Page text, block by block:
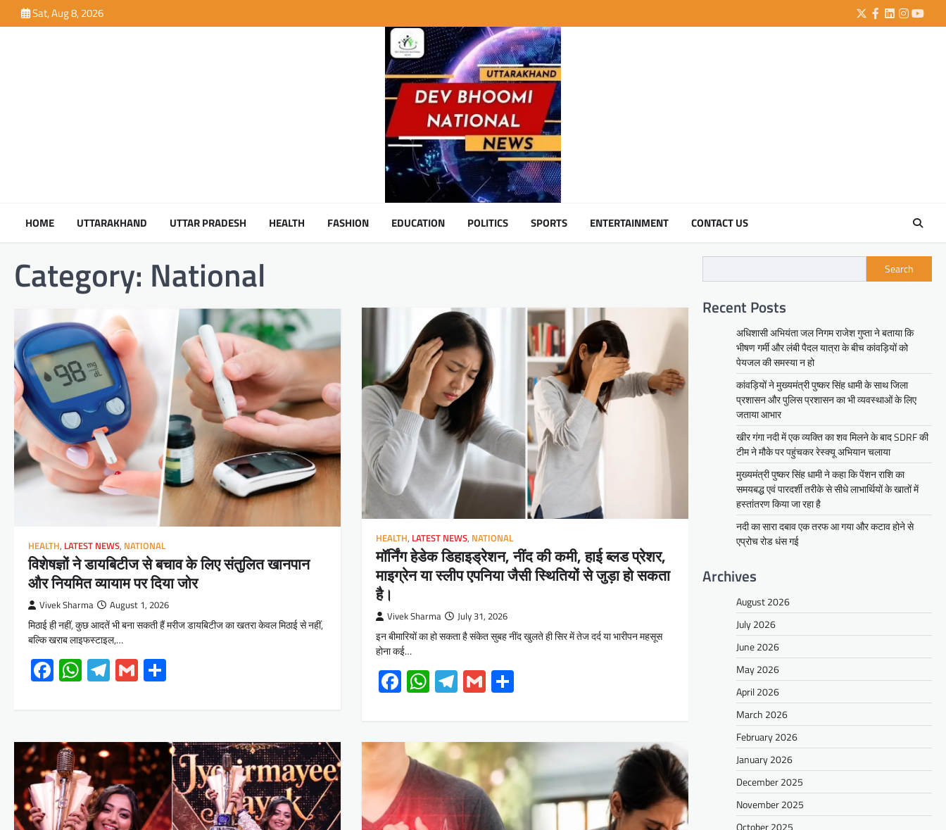
to
Sat, Aug 8, 2026 Twitter
Facebook
LinkedIn
HOME UTTARAKHAND UTTAR PRADESH HEALTH FASHION EDUCATION POLITICS SPORTS ENTERTAINMENT CONTACT US
Category: National
HEALTH, LATEST NEWS, NATIONAL
विशेषज्ञों ने डायबिटीज से बचाव के लिए संतुलित खानपान
और नियमित व्यायाम पर दिया जोर
Vivek Sharma August 1, 2026
मिठाई ही नहीं, कुछ आदतें भी बना सकती हैं मरीज डायबिटीज का खतरा केवल मिठाई से नहीं,
बल्कि खराब लाइफस्टाइल,…
Facebook
WhatsApp
Telegram
Gmail
HEALTH, LATEST NEWS, NATIONAL
मॉर्निंग हेडेक डिहाइड्रेशन, नींद की कमी, हाई ब्लड प्रेशर,
माइग्रेन या स्लीप एपनिया जैसी स्थितियों से जुड़ा हो सकता
है।
Vivek Sharma July 31, 2026
इन बीमारियों का हो सकता है संकेत सुबह नींद खुलते ही सिर में तेज दर्द या भारीपन महसूस
होना कई…
Facebook
WhatsApp
Telegram
Gmail
Search
Recent Posts
अधिशासी अभियंता जल निगम राजेश गुप्ता ने बताया कि
भीषण गर्मी और लंबी पैदल यात्रा के बीच कांवड़ियों को
पेयजल की समस्या न हो
कांवड़ियों ने मुख्यमंत्री पुष्कर सिंह धामी के साथ जिला
प्रशासन और पुलिस प्रशासन का भी व्यवस्थाओं के लिए
जताया आभार
खीर गंगा नदी में एक व्यक्ति का शव मिलने के बाद SDRF की
टीम ने मौके पर पहुंचकर रेस्क्यू अभियान चलाया
मुख्यमंत्री पुष्कर सिंह धामी ने कहा कि पेंशन राशि का
समयबद्ध एवं पारदर्शी तरीके से सीधे लाभार्थियों के खातों में
हस्तांतरण किया जा रहा है
नदी का सारा दबाव एक तरफ आ गया और कटाव होने से
एप्रोच रोड धंस गई
Archives
August 2026
July 2026
June 2026
May 2026
April 2026
March 2026
February 2026
January 2026
December 2025
November 2025
October 2025